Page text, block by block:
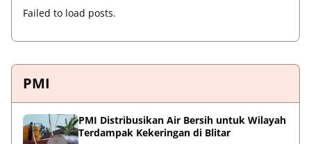
Failed to load posts.
PMI
PMI Distribusikan Air Bersih untuk Wilayah
Terdampak Kekeringan di Blitar